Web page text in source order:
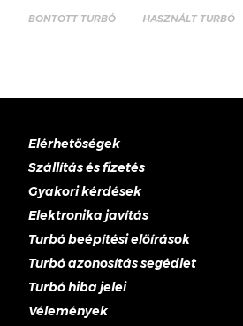
BONTOTT TURBÓ HASZNÁLT TURBÓ
Elérhetőségek
Szállítás és fizetés
Gyakori kérdések
Elektronika javítás
Turbó beépítési előírások
Turbó azonosítás segédlet
Turbó hiba jelei
Vélemények